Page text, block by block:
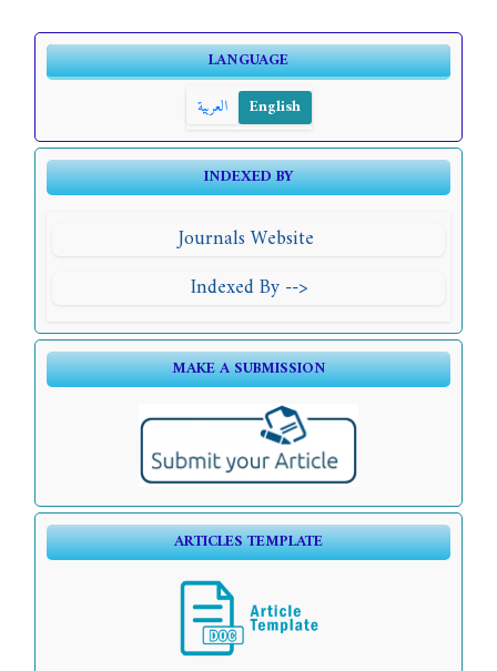
LANGUAGE
العربية
English
INDEXED BY
Journals Website
Indexed By -->
MAKE A SUBMISSION
ARTICLES TEMPLATE